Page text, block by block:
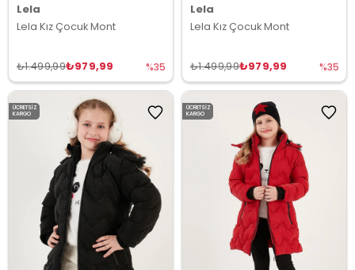
Lela
Lela Kız Çocuk Mont
₺979,99
₺1.499,99 %35
Lela
Lela Kız Çocuk Mont
₺979,99
₺1.499,99 %35
ÜCRETSIZ
KARGO
ÜCRETSIZ
KARGO